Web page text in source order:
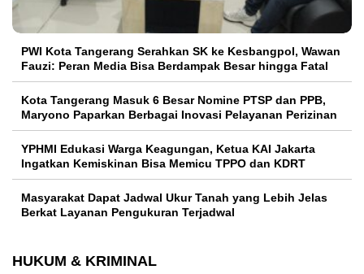
PWI Kota Tangerang Serahkan SK ke Kesbangpol, Wawan
Fauzi: Peran Media Bisa Berdampak Besar hingga Fatal
Kota Tangerang Masuk 6 Besar Nomine PTSP dan PPB,
Maryono Paparkan Berbagai Inovasi Pelayanan Perizinan
YPHMI Edukasi Warga Keagungan, Ketua KAI Jakarta
Ingatkan Kemiskinan Bisa Memicu TPPO dan KDRT
Masyarakat Dapat Jadwal Ukur Tanah yang Lebih Jelas
Berkat Layanan Pengukuran Terjadwal
HUKUM & KRIMINAL